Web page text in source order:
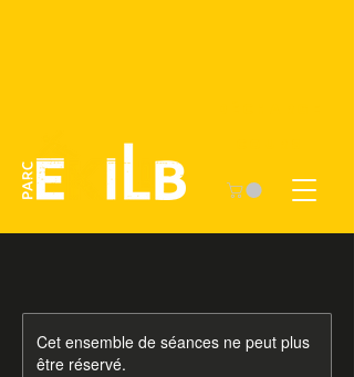
Cet ensemble de séances ne peut plus
être réservé.